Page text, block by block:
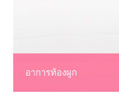
อาการท้องผูก